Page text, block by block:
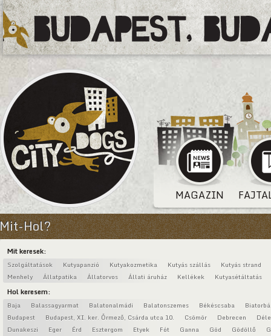
MAGAZIN
Mit-Hol?
Mit keresek:
Szolgáltatások Kutyapanzió Kutyakozmetika Kutyás szállás
Kutyás strand
Menhely
Állatpatika Állatorvos Állati áruház Kellékek Kutyasétáltatás
Hol keresem:
Baja Balassagyarmat Balatonalmádi Balatonszemes Békéscsaba
Budapest
Budapest, XI. ker. Őrmező, Csárda utca 10. Csömör Debrecen
Dunakeszi
Eger Érd Esztergom Etyek Fót Ganna Göd Gödöllő